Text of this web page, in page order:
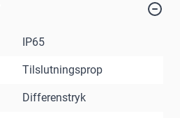
IP65
Tilslutningsprop
Differenstryk